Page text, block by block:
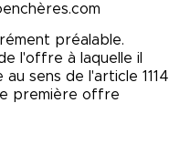
préalable.
l'offre à laquelle il
sens de l'article 1114
première offre